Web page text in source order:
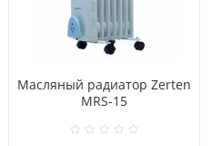
Масляный радиатор Zerten
MRS-15